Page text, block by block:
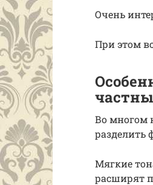
Очень
При этом
Во многом
разделить
Мягкие
расширят